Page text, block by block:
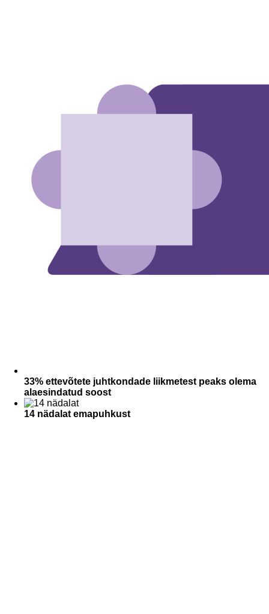
33% ettevõtete juhtkondade liikmetest peaks olema
alaesindatud soost
14 nädalat emapuhkust